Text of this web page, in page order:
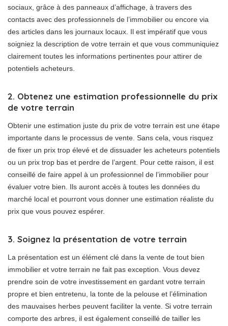
sociaux, grâce à des panneaux d’affichage, à travers des
contacts avec des professionnels de l’immobilier ou encore via
des articles dans les journaux locaux. Il est impératif que vous
soigniez la description de votre terrain et que vous communiquiez
clairement toutes les informations pertinentes pour attirer de
potentiels acheteurs.
2. Obtenez une estimation professionnelle du prix
de votre terrain
Obtenir une estimation juste du prix de votre terrain est une étape
importante dans le processus de vente. Sans cela, vous risquez
de fixer un prix trop élevé et de dissuader les acheteurs potentiels
ou un prix trop bas et perdre de l’argent. Pour cette raison, il est
conseillé de faire appel à un professionnel de l’immobilier pour
évaluer votre bien. Ils auront accès à toutes les données du
marché local et pourront vous donner une estimation réaliste du
prix que vous pouvez espérer.
3. Soignez la présentation de votre terrain
La présentation est un élément clé dans la vente de tout bien
immobilier et votre terrain ne fait pas exception. Vous devez
prendre soin de votre investissement en gardant votre terrain
propre et bien entretenu, la tonte de la pelouse et l’élimination
des mauvaises herbes peuvent faciliter la vente. Si votre terrain
comporte des arbres, il est également conseillé de tailler les